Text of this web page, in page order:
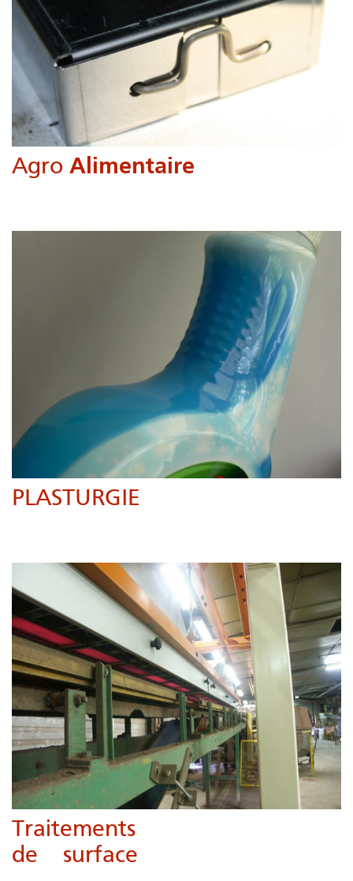
Agro Alimentaire
PLASTURGIE
Traitements
de surface